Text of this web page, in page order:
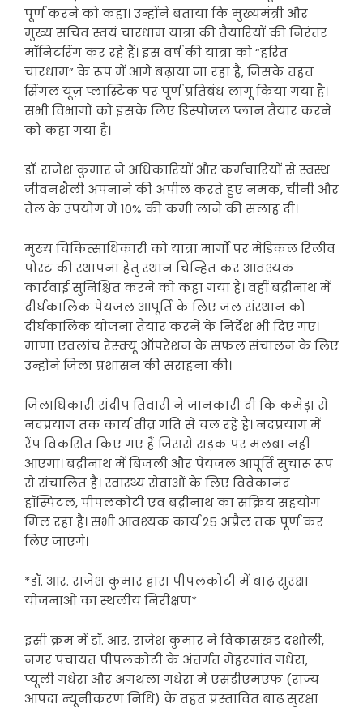
पूर्ण करने को कहा। उन्होंने बताया कि मुख्यमंत्री और
मुख्य सचिव स्वयं चारधाम यात्रा की तैयारियों की निरंतर
मॉनिटरिंग कर रहे हैं। इस वर्ष की यात्रा को “हरित
चारधाम” के रूप में आगे बढ़ाया जा रहा है, जिसके तहत
सिंगल यूज़ प्लास्टिक पर पूर्ण प्रतिबंध लागू किया गया है।
सभी विभागों को इसके लिए डिस्पोजल प्लान तैयार करने
को कहा गया है।
डॉ. राजेश कुमार ने अधिकारियों और कर्मचारियों से स्वस्थ
जीवनशैली अपनाने की अपील करते हुए नमक, चीनी और
तेल के उपयोग में 10% की कमी लाने की सलाह दी।
मुख्य चिकित्साधिकारी को यात्रा मार्गों पर मेडिकल रिलीव
पोस्ट की स्थापना हेतु स्थान चिन्हित कर आवश्यक
कार्रवाई सुनिश्चित करने को कहा गया है। वहीं बद्रीनाथ में
दीर्घकालिक पेयजल आपूर्ति के लिए जल संस्थान को
दीर्घकालिक योजना तैयार करने के निर्देश भी दिए गए।
माणा एवलांच रेस्क्यू ऑपरेशन के सफल संचालन के लिए
उन्होंने जिला प्रशासन की सराहना की।
जिलाधिकारी संदीप तिवारी ने जानकारी दी कि कमेड़ा से
नंदप्रयाग तक कार्य तीव्र गति से चल रहे हैं। नंदप्रयाग में
रैंप विकसित किए गए हैं जिससे सड़क पर मलबा नहीं
आएगा। बद्रीनाथ में बिजली और पेयजल आपूर्ति सुचारू रूप
से संचालित है। स्वास्थ्य सेवाओं के लिए विवेकानंद
हॉस्पिटल, पीपलकोटी एवं बद्रीनाथ का सक्रिय सहयोग
मिल रहा है। सभी आवश्यक कार्य 25 अप्रैल तक पूर्ण कर
लिए जाएंगे।
*डॉ. आर. राजेश कुमार द्वारा पीपलकोटी में बाढ़ सुरक्षा
योजनाओं का स्थलीय निरीक्षण*
इसी क्रम में डॉ. आर. राजेश कुमार ने विकासखंड दशोली,
नगर पंचायत पीपलकोटी के अंतर्गत मेहरगांव गधेरा,
प्यूली गधेरा और अगथला गधेरा में एसडीएमएफ (राज्य
आपदा न्यूनीकरण निधि) के तहत प्रस्तावित बाढ़ सुरक्षा